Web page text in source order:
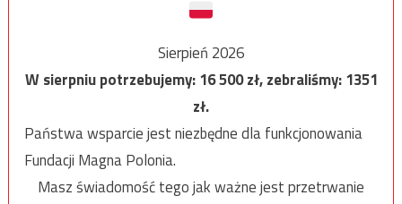
Sierpień 2026
W sierpniu potrzebujemy:16 500zł, zebraliśmy:1351
zł.
Państwa wsparcie jest niezbędne dla funkcjonowania
Fundacji Magna Polonia.
Masz świadomość tego jak ważne jest przetrwanie